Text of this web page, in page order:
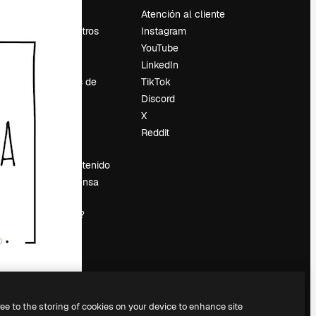
Sobre nosotros
Reviews
Empleo
Tendencias de
búsqueda
Blog
Vender contenido
Sala de prensa
magnific.ai?
Atención al cliente
Instagram
YouTube
LinkedIn
TikTok
Discord
X
Reddit
to the storing of cookies on your device to enhance site